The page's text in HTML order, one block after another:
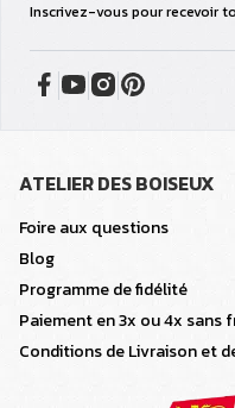
Inscrivez-vous pour recevoir
ATELIER DES BOISEUX
Foire aux questions
Blog
Programme de fidélité
Paiement en 3x ou 4x sans
Conditions de Livraison et